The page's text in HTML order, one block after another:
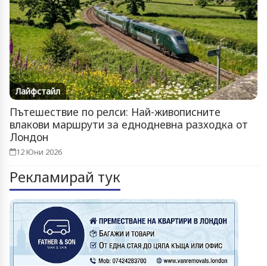
Лайфстайл
Пътешествие по релси: Най-живописните
влакови маршрути за еднодневна разходка от
Лондон
12 Юни 2026
Рекламирай тук